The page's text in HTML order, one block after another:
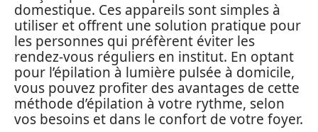
domestique. Ces appareils sont simples à
utiliser et offrent une solution pratique pour
les personnes qui préfèrent éviter les
rendez-vous réguliers en institut. En optant
pour l’épilation à lumière pulsée à domicile,
vous pouvez profiter des avantages de cette
méthode d’épilation à votre rythme, selon
vos besoins et dans le confort de votre foyer.